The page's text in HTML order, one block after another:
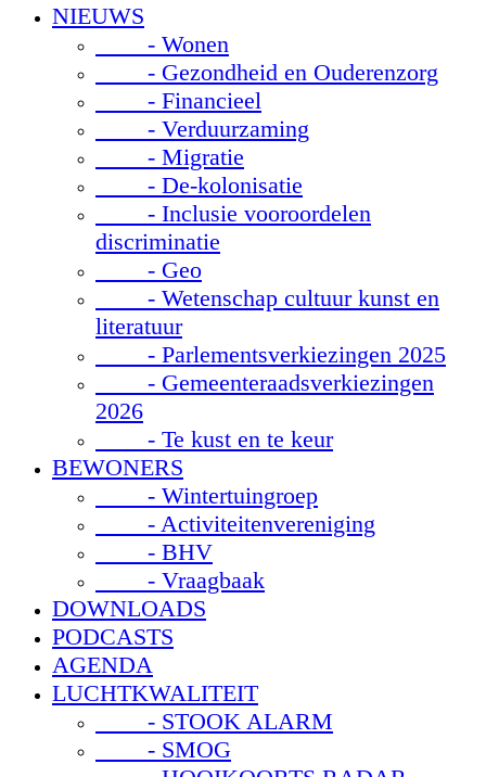
NIEUWS
- Wonen
- Gezondheid en Ouderenzorg
- Financieel
- Verduurzaming
- Migratie
- De-kolonisatie
- Inclusie vooroordelen
discriminatie
- Geo
- Wetenschap cultuur kunst en
literatuur
- Parlementsverkiezingen 2025
- Gemeenteraadsverkiezingen
2026
- Te kust en te keur
BEWONERS
- Wintertuingroep
- Activiteitenvereniging
- BHV
- Vraagbaak
DOWNLOADS
PODCASTS
AGENDA
LUCHTKWALITEIT
- STOOK ALARM
- SMOG